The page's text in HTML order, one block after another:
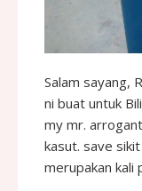
Salam sayang,
ni buat untuk
my mr.
kasut. save
merupakan kali